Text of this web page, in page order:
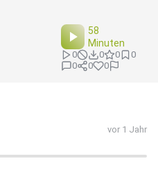
58
Minuten
0 0 0
0
0
0 0
vor 1 Jahr